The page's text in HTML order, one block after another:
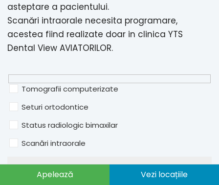
asteptare a pacientului.
Scanări intraorale necesita programare,
acestea fiind realizate doar in clinica YTS
Dental View AVIATORILOR.
Tomografii computerizate
Seturi ortodontice
Status radiologic bimaxilar
Scanări intraorale
Apelează Vezi locațiile